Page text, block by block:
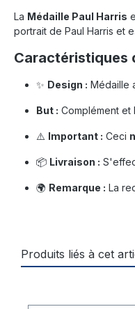
La Médaille Paul Harris
portrait de Paul Harris et
Caractéristiques
✨ Design : Médaille
But : Complément et
⚠️ Important : Ceci
📦 Livraison :
🌍 Remarque : La
Produits liés à cet